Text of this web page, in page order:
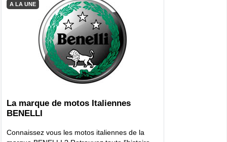
A LA UNE
La marque de motos Italiennes
BENELLI
Connaissez vous les motos italiennes de la